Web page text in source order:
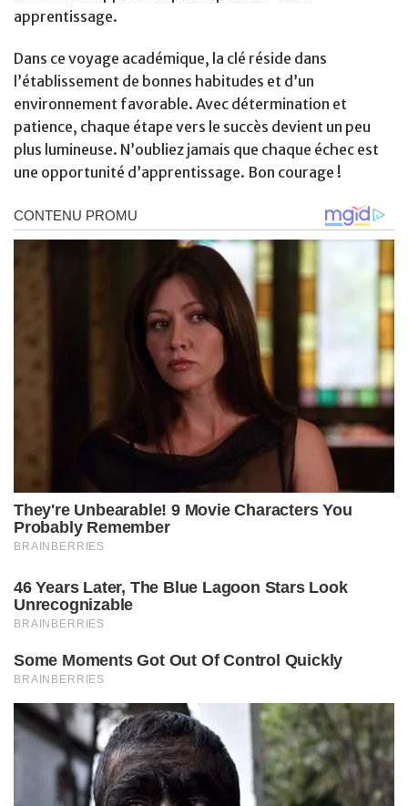
apprentissage.
Dans ce voyage académique, la clé réside dans
l’établissement de bonnes habitudes et d’un
environnement favorable. Avec détermination et
patience, chaque étape vers le succès devient un peu
plus lumineuse. N’oubliez jamais que chaque échec est
une opportunité d’apprentissage. Bon courage !